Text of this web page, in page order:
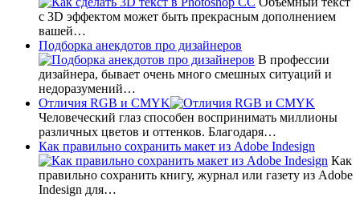
с 3D эффектом может быть прекрасным дополнением
вашей…
Подборка анекдотов про дизайнеров
В профессии
дизайнера, бывает очень много смешных ситуаций и
недоразумений…
Отличия RGB и CMYK
Человеческий глаз способен воспринимать миллионы
различных цветов и оттенков. Благодаря…
Как правильно сохранить макет из Adobe Indesign
Как
правильно сохранить книгу, журнал или газету из Adobe
Indesign для…